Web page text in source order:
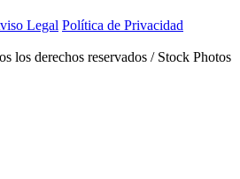
Legal Política de Privacidad
los derechos reservados / Stock Photos